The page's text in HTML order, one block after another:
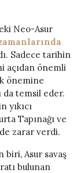
Neo-Asur
Sadece tarihin
açıdan önemli
önemine
da temsil eder.
yıkıcı
Tapınağı ve
zarar verdi.
Asur savaş
bulunan